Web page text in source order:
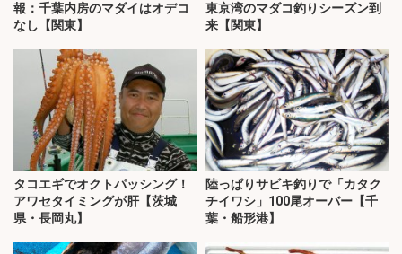
報：千葉内房のマダイはオデコ
なし【関東】
東京湾のマダコ釣りシーズン到
来【関東】
タコエギでオクトパッシング！
アワセタイミングが肝【茨城
県・長岡丸】
陸っぱりサビキ釣りで「カタク
チイワシ」100尾オーバー【千
葉・船形港】